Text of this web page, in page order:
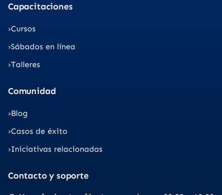
Capacitaciones
Cursos
Sábados en línea
Talleres
Comunidad
Blog
Casos de éxito
Iniciativas relacionadas
Contacto y soporte